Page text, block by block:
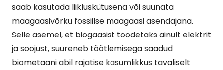
saab kasutada liikluskütusena või suunata
maagaasivõrku fossiilse maagaasi asendajana.
Selle asemel, et biogaasist toodetaks ainult elektrit
ja soojust, suureneb töötlemisega saadud
biometaani abil rajatise kasumlikkus tavaliselt